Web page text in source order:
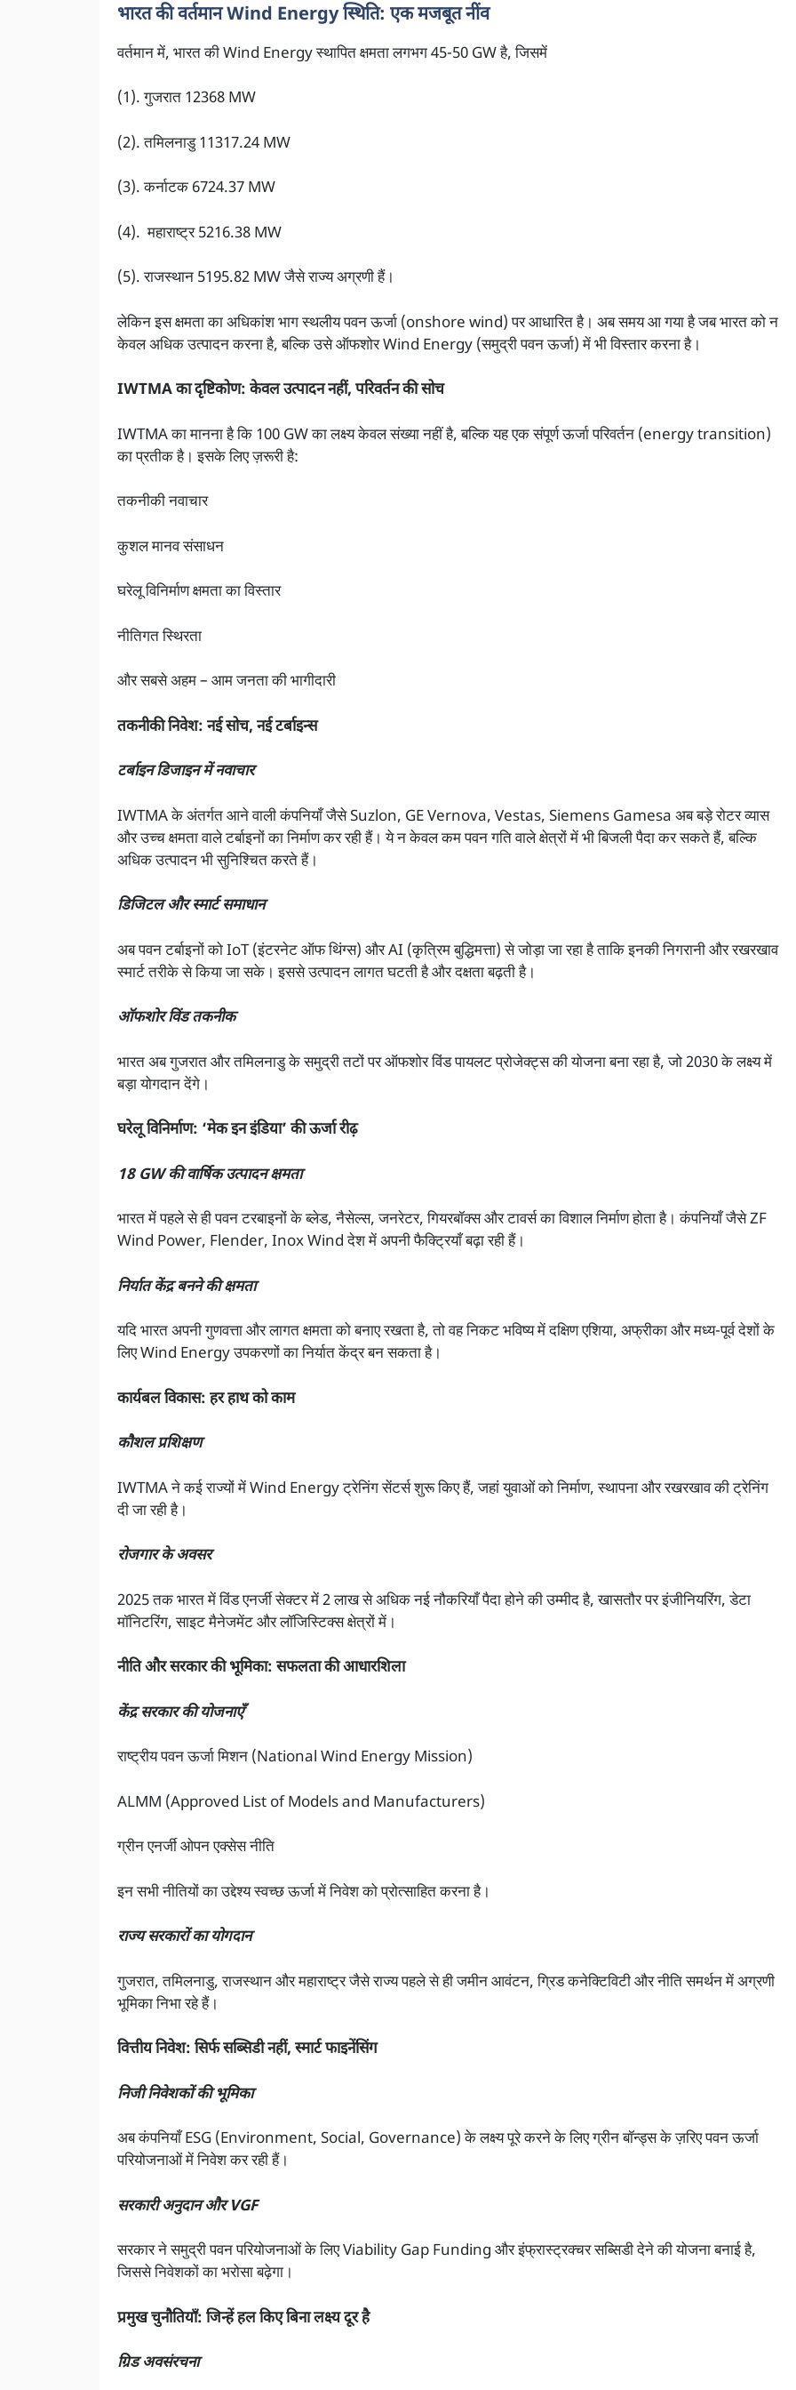
भारत की वर्तमान Wind Energy स्थिति: एक मजबूत नींव
वर्तमान में, भारत की Wind Energy स्थापित क्षमता लगभग 45-50 GW है, जिसमें
(1). गुजरात 12368 MW
(2). तमिलनाडु 11317.24 MW
(3). कर्नाटक 6724.37 MW
(4). महाराष्ट्र 5216.38 MW
(5). राजस्थान 5195.82 MW जैसे राज्य अग्रणी हैं।
लेकिन इस क्षमता का अधिकांश भाग स्थलीय पवन ऊर्जा (onshore wind) पर आधारित है। अब समय आ गया है जब भारत को न
केवल अधिक उत्पादन करना है, बल्कि उसे ऑफशोर Wind Energy (समुद्री पवन ऊर्जा) में भी विस्तार करना है।
IWTMA का दृष्टिकोण: केवल उत्पादन नहीं, परिवर्तन की सोच
IWTMA का मानना है कि 100 GW का लक्ष्य केवल संख्या नहीं है, बल्कि यह एक संपूर्ण ऊर्जा परिवर्तन (energy transition)
का प्रतीक है। इसके लिए ज़रूरी है:
तकनीकी नवाचार
कुशल मानव संसाधन
घरेलू विनिर्माण क्षमता का विस्तार
नीतिगत स्थिरता
और सबसे अहम – आम जनता की भागीदारी
तकनीकी निवेश: नई सोच, नई टर्बाइन्स
टर्बाइन डिजाइन में नवाचार
IWTMA के अंतर्गत आने वाली कंपनियाँ जैसे Suzlon, GE Vernova, Vestas, Siemens Gamesa अब बड़े रोटर व्यास
और उच्च क्षमता वाले टर्बाइनों का निर्माण कर रही हैं। ये न केवल कम पवन गति वाले क्षेत्रों में भी बिजली पैदा कर सकते हैं, बल्कि
अधिक उत्पादन भी सुनिश्चित करते हैं।
डिजिटल और स्मार्ट समाधान
अब पवन टर्बाइनों को IoT (इंटरनेट ऑफ थिंग्स) और AI (कृत्रिम बुद्धिमत्ता) से जोड़ा जा रहा है ताकि इनकी निगरानी और रखरखाव
स्मार्ट तरीके से किया जा सके। इससे उत्पादन लागत घटती है और दक्षता बढ़ती है।
ऑफशोर विंड तकनीक
भारत अब गुजरात और तमिलनाडु के समुद्री तटों पर ऑफशोर विंड पायलट प्रोजेक्ट्स की योजना बना रहा है, जो 2030 के लक्ष्य में
बड़ा योगदान देंगे।
घरेलू विनिर्माण: ‘मेक इन इंडिया’ की ऊर्जा रीढ़
18 GW की वार्षिक उत्पादन क्षमता
भारत में पहले से ही पवन टरबाइनों के ब्लेड, नैसेल्स, जनरेटर, गियरबॉक्स और टावर्स का विशाल निर्माण होता है। कंपनियाँ जैसे ZF
Wind Power, Flender, Inox Wind देश में अपनी फैक्ट्रियाँ बढ़ा रही हैं।
निर्यात केंद्र बनने की क्षमता
यदि भारत अपनी गुणवत्ता और लागत क्षमता को बनाए रखता है, तो वह निकट भविष्य में दक्षिण एशिया, अफ्रीका और मध्य-पूर्व देशों के
लिए Wind Energy उपकरणों का निर्यात केंद्र बन सकता है।
कार्यबल विकास: हर हाथ को काम
कौशल प्रशिक्षण
IWTMA ने कई राज्यों में Wind Energy ट्रेनिंग सेंटर्स शुरू किए हैं, जहां युवाओं को निर्माण, स्थापना और रखरखाव की ट्रेनिंग
दी जा रही है।
रोजगार के अवसर
2025 तक भारत में विंड एनर्जी सेक्टर में 2 लाख से अधिक नई नौकरियाँ पैदा होने की उम्मीद है, खासतौर पर इंजीनियरिंग, डेटा
मॉनिटरिंग, साइट मैनेजमेंट और लॉजिस्टिक्स क्षेत्रों में।
नीति और सरकार की भूमिका: सफलता की आधारशिला
केंद्र सरकार की योजनाएँ
राष्ट्रीय पवन ऊर्जा मिशन (National Wind Energy Mission)
ALMM (Approved List of Models and Manufacturers)
ग्रीन एनर्जी ओपन एक्सेस नीति
इन सभी नीतियों का उद्देश्य स्वच्छ ऊर्जा में निवेश को प्रोत्साहित करना है।
राज्य सरकारों का योगदान
गुजरात, तमिलनाडु, राजस्थान और महाराष्ट्र जैसे राज्य पहले से ही जमीन आवंटन, ग्रिड कनेक्टिविटी और नीति समर्थन में अग्रणी
भूमिका निभा रहे हैं।
वित्तीय निवेश: सिर्फ सब्सिडी नहीं, स्मार्ट फाइनेंसिंग
निजी निवेशकों की भूमिका
अब कंपनियाँ ESG (Environment, Social, Governance) के लक्ष्य पूरे करने के लिए ग्रीन बॉन्ड्स के ज़रिए पवन ऊर्जा
परियोजनाओं में निवेश कर रही हैं।
सरकारी अनुदान और VGF
सरकार ने समुद्री पवन परियोजनाओं के लिए Viability Gap Funding और इंफ्रास्ट्रक्चर सब्सिडी देने की योजना बनाई है,
जिससे निवेशकों का भरोसा बढ़ेगा।
प्रमुख चुनौतियाँ: जिन्हें हल किए बिना लक्ष्य दूर है
ग्रिड अवसंरचना